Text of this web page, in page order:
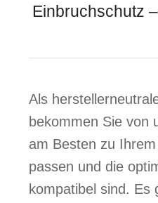
Einbruchschutz
Als
bekommen Sie von
am Besten zu Ihrem
passen und die
kompatibel sind. Es